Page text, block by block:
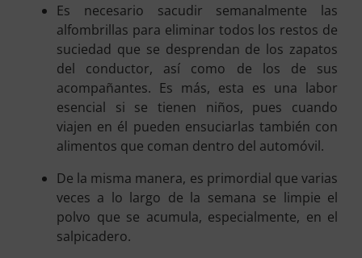
Es necesario sacudir semanalmente las
alfombrillas para eliminar todos los restos de
suciedad que se desprendan de los zapatos
del conductor, así como de los de sus
acompañantes. Es más, esta es una labor
esencial si se tienen niños, pues cuando
viajen en él pueden ensuciarlas también con
alimentos que coman dentro del automóvil.
De la misma manera, es primordial que varias
veces a lo largo de la semana se limpie el
polvo que se acumula, especialmente, en el
salpicadero.